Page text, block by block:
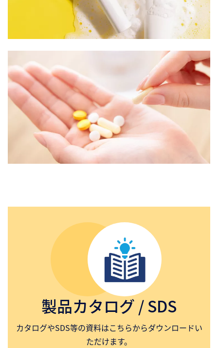
製品カタログ / SDS
カタログやSDS等の資料はこちらからダウンロードい
ただけます。